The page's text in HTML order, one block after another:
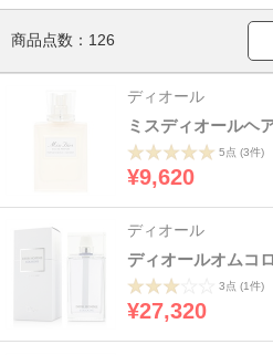
商品点数： 126
ディオール
ミスディオールヘ
5点 (3件)
¥9,620
ディオール
ディオールオムコ
3点 (1件)
¥27,320